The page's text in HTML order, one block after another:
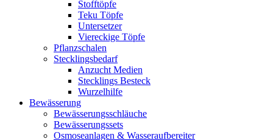
Stofftöpfe
Teku Töpfe
Untersetzer
Viereckige Töpfe
Pflanzschalen
Stecklingsbedarf
Anzucht Medien
Stecklings Besteck
Wurzelhilfe
Bewässerung
Bewässerungsschläuche
Bewässerungssets
Osmoseanlagen & Wasseraufbereiter